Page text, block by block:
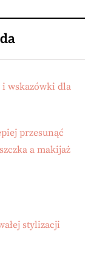
i wskazówki dla
przesunąć
a makijaż
stylizacji